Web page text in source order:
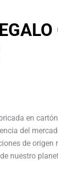
en
del
de origen
nuestro